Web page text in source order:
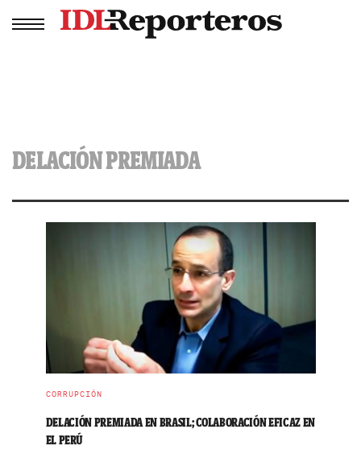
DELACIÓN PREMIADA
CORRUPCIÓN
DELACIÓN PREMIADA EN BRASIL; COLABORACIÓN EFICAZ EN
EL PERÚ